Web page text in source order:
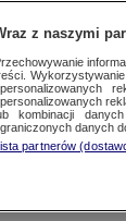
z naszymi
kombinacji
danych
partnerów